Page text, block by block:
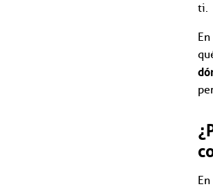
ti.